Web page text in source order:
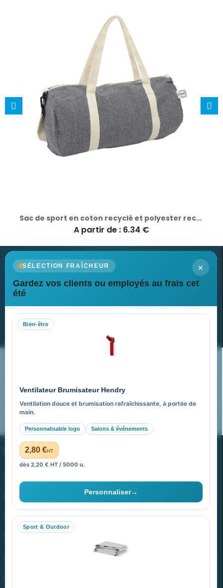
Sac de sport en coton recyclé et polyester recyclé, sac de voyage B'RIGHT | Asha
A partir de : 6.34 €
×
SÉLECTION FRAÎCHEUR
Gardez vos clients ou employés au frais cet
été
Bien-être
Ventilateur Brumisateur Hendry
Ventilation douce et brumisation rafraîchissante, à portée de
main.
Personnalisable logo Salons & événements
2,80 €HT
dès 2,20 € HT / 5000 u.
Personnaliser→
Sport & Outdoor
Newsletter
Recevez nos dernières nouvelles et nos offres spéciales
Nos expertises & accompagnement global
FAQ sur Promenoch Goodies Pub France
Pourquoi ça a marché à 100% pour moi ?
PROMENOCH GOODIES
40 rue Madeleine Michelis
92 200 Neuilly
equipe@promenoch-goodies.com